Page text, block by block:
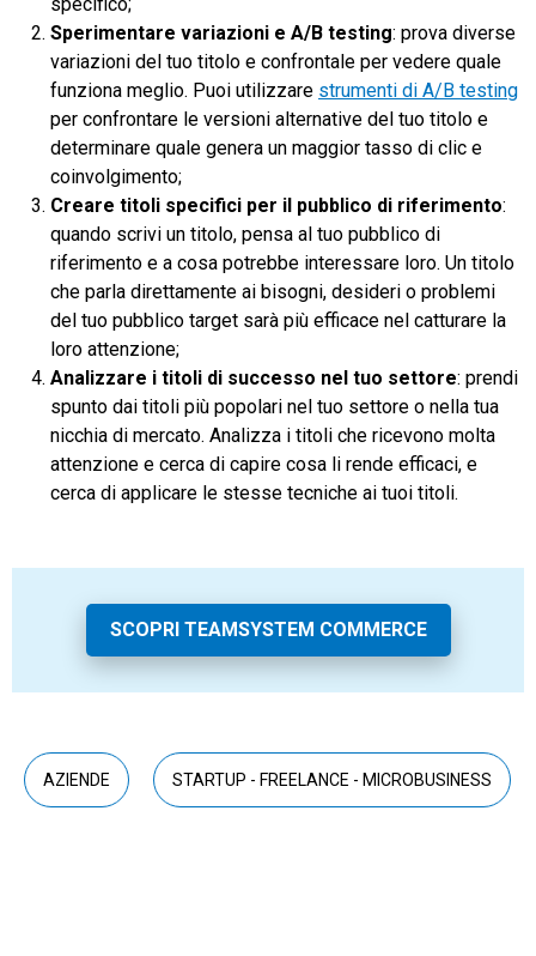
specifico;
Sperimentare variazioni e A/B testing: prova diverse
variazioni del tuo titolo e confrontale per vedere quale
funziona meglio. Puoi utilizzare strumenti di A/B testing
per confrontare le versioni alternative del tuo titolo e
determinare quale genera un maggior tasso di clic e
coinvolgimento;
Creare titoli specifici per il pubblico di riferimento:
quando scrivi un titolo, pensa al tuo pubblico di
riferimento e a cosa potrebbe interessare loro. Un titolo
che parla direttamente ai bisogni, desideri o problemi
del tuo pubblico target sarà più efficace nel catturare la
loro attenzione;
Analizzare i titoli di successo nel tuo settore: prendi
spunto dai titoli più popolari nel tuo settore o nella tua
nicchia di mercato. Analizza i titoli che ricevono molta
attenzione e cerca di capire cosa li rende efficaci, e
cerca di applicare le stesse tecniche ai tuoi titoli.
SCOPRI TEAMSYSTEM COMMERCE
AZIENDE STARTUP - FREELANCE - MICROBUSINESS